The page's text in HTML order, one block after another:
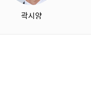
곽시양